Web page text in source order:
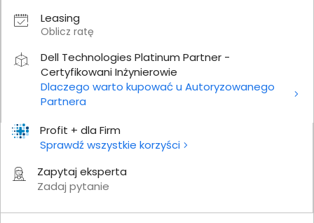
Profit + dla Firm
Sprawdź wszystkie korzyści
Zapytaj eksperta
Zadaj pytanie
Leasing
Oblicz ratę
Dell Technologies Platinum Partner -
Certyfikowani Inżynierowie
Dlaczego warto kupować u Autoryzowanego
Partnera